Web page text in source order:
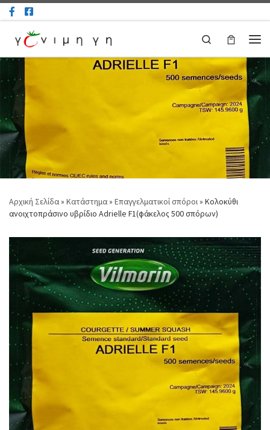
Μετάβαση στο περιεχόμενο
Search
Αρχική Σελίδα» Κατάστημα» Επαγγελματικοί σπόροι» Κολοκύθι
ανοιχτοπράσινο υβρίδιο Adrielle F1(φάκελος 500 σπόρων)